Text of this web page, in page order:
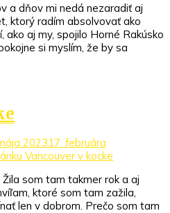
a dňov mi nedá nezaradiť aj
ktorý radím absolvovať ako
ako aj my, spojilo Horné Rakúsko
si myslím, že by sa
202317. februára
Vancouver v kocke
som tam takmer rok a aj
ktoré som tam zažila,
len v dobrom. Prečo som tam